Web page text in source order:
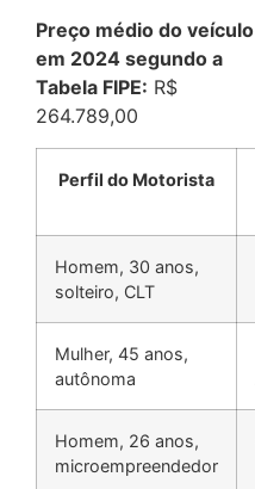
Preço médio do veículo
em 2024 segundo a
Tabela FIPE: R$
264.789,00
Perfil do Motorista
Homem, 30 anos,
solteiro, CLT
Mulher, 45 anos,
autônoma
Homem, 26 anos,
microempreendedor